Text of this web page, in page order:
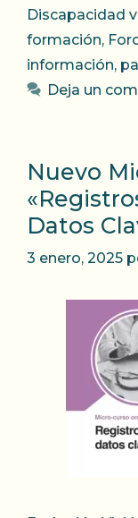
Discapacidad
formación,
información,
Deja un
Nuevo
Datos
3 enero, 2025